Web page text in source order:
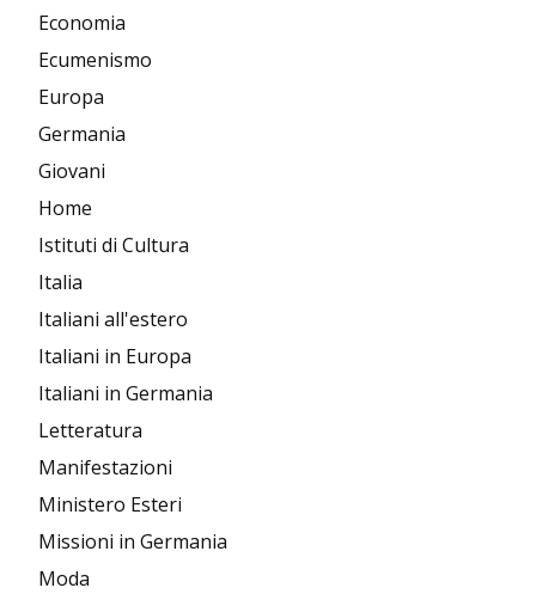
Economia
Ecumenismo
Europa
Germania
Giovani
Home
Istituti di Cultura
Italia
Italiani all'estero
Italiani in Europa
Italiani in Germania
Letteratura
Manifestazioni
Ministero Esteri
Missioni in Germania
Moda